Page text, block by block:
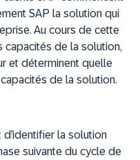
SAP la solution qui
Au cours de cette
capacités de la solution,
et déterminent quelle
de la solution.
la solution
suivante du cycle de